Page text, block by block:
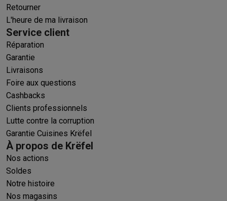
Retourner
L'heure de ma livraison
Service client
Réparation
Garantie
Livraisons
Foire aux questions
Cashbacks
Clients professionnels
Lutte contre la corruption
Garantie Cuisines Krëfel
À propos de Krëfel
Nos actions
Soldes
Notre histoire
Nos magasins